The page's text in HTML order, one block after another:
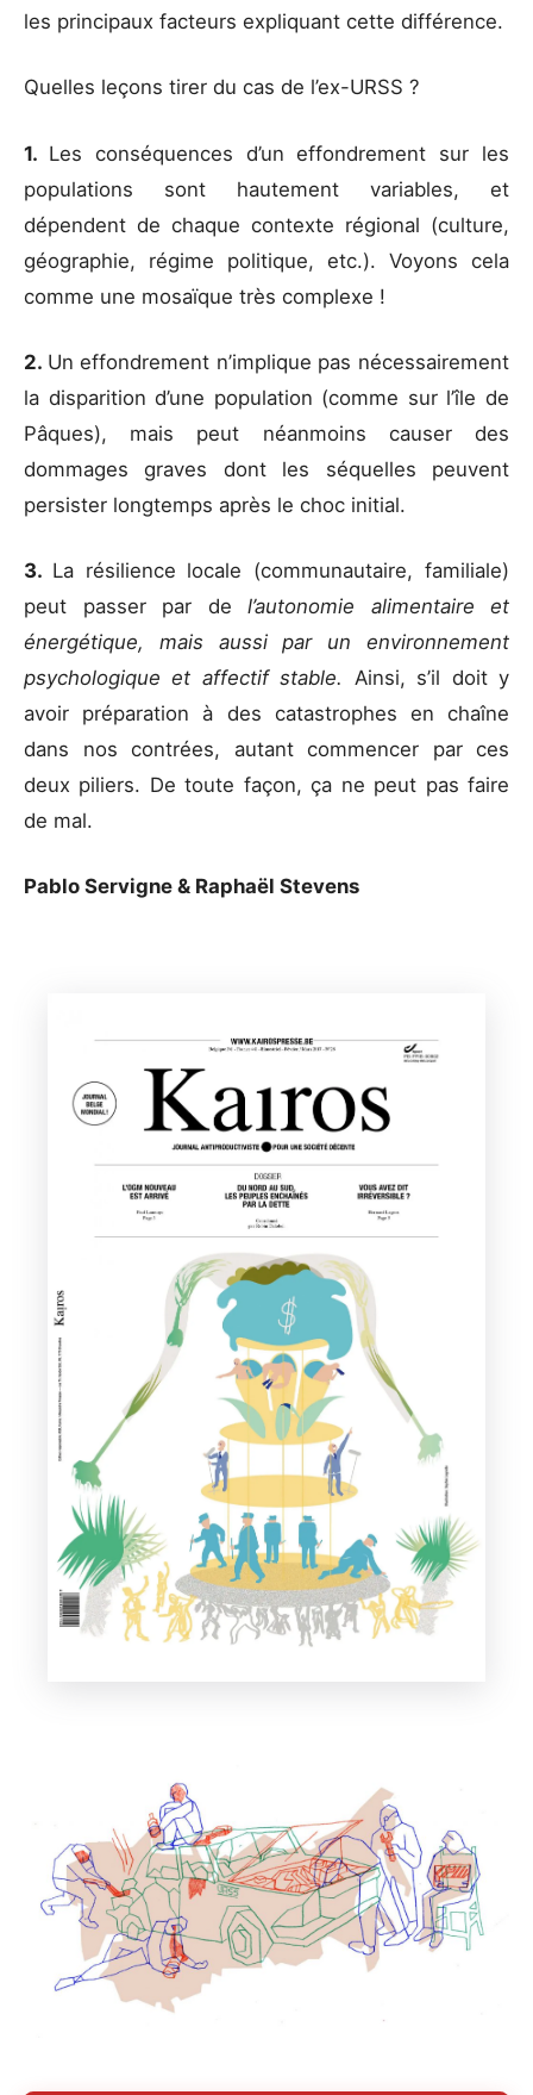
les principaux facteurs expliquant cette différence.
Quelles leçons tirer du cas de l’ex-URSS ?
1. Les conséquences d’un effondrement sur les
populations sont hautement variables, et
dépendent de chaque contexte régional (culture,
géographie, régime politique, etc.). Voyons cela
comme une mosaïque très complexe !
2. Un effondrement n’implique pas nécessairement
la disparition d’une population (comme sur l’île de
Pâques), mais peut néanmoins causer des
dommages graves dont les séquelles peuvent
persister longtemps après le choc initial.
3. La résilience locale (communautaire, familiale)
peut passer par de l’autonomie alimentaire et
énergétique, mais aussi par un environnement
psychologique et affectif stable. Ainsi, s’il doit y
avoir préparation à des catastrophes en chaîne
dans nos contrées, autant commencer par ces
deux piliers. De toute façon, ça ne peut pas faire
de mal.
Pablo Servigne & Raphaël Stevens